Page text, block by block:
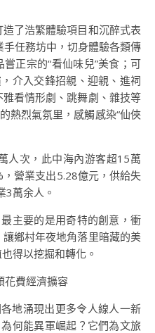
了浩繁體驗項目和沉醉式表
任務坊中，切身體驗各類傳
正宗的“看仙味兒”美食；可
介入交鋒招親、迎親、進祠
看情形劇、跳舞劇、雜技等
熱烈氣氛里，感觸感染“仙俠
人次，此中海內游客超15萬
營業支出5.28億元，供給失
3萬余人。
主要的是用奇特的創意，衝
鄉村年夜地角落里暗藏的美
得以挖掘和轉化。
花費經濟擴容
地涌現出更多令人線人一新
何能異軍崛起？它們為文旅